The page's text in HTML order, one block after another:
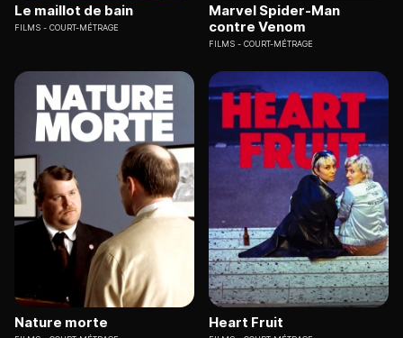
Le maillot de bain
FILMS COURT-MÉTRAGE
Marvel Spider-Man
contre Venom
FILMS COURT-MÉTRAGE
Nature morte Heart Fruit